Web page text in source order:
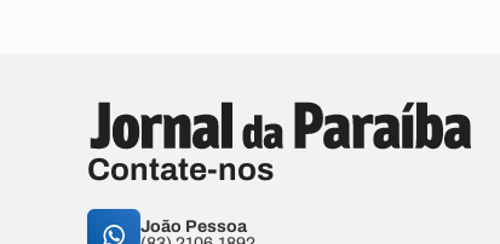
Contate-nos
João Pessoa